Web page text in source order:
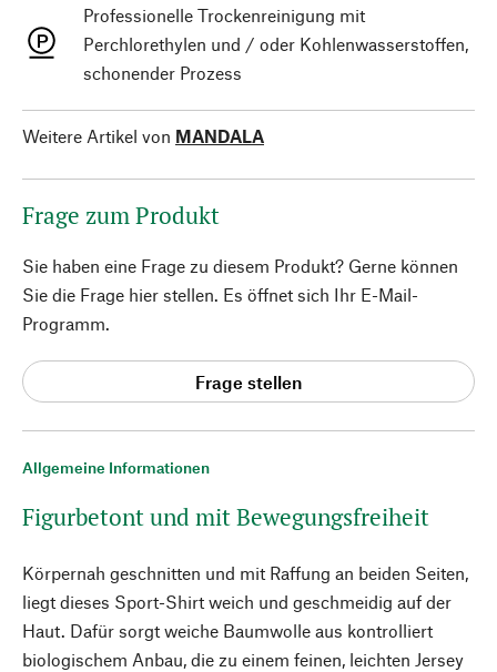
Allgemeine Informationen
Figurbetont und mit Bewegungsfreiheit
Körpernah geschnitten und mit Raffung an beiden Seiten,
liegt dieses Sport-Shirt weich und geschmeidig auf der
Haut. Dafür sorgt weiche Baumwolle aus kontrolliert
biologischem Anbau, die zu einem feinen, leichten Jersey
Professionelle Trockenreinigung mit
Perchlorethylen und / oder Kohlenwasserstoffen,
schonender Prozess
Weitere Artikel von MANDALA
Frage zum Produkt
Sie haben eine Frage zu diesem Produkt? Gerne können
Sie die Frage hier stellen. Es öffnet sich Ihr E-Mail-
Programm.
Frage stellen